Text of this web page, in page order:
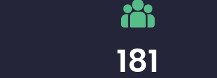
181